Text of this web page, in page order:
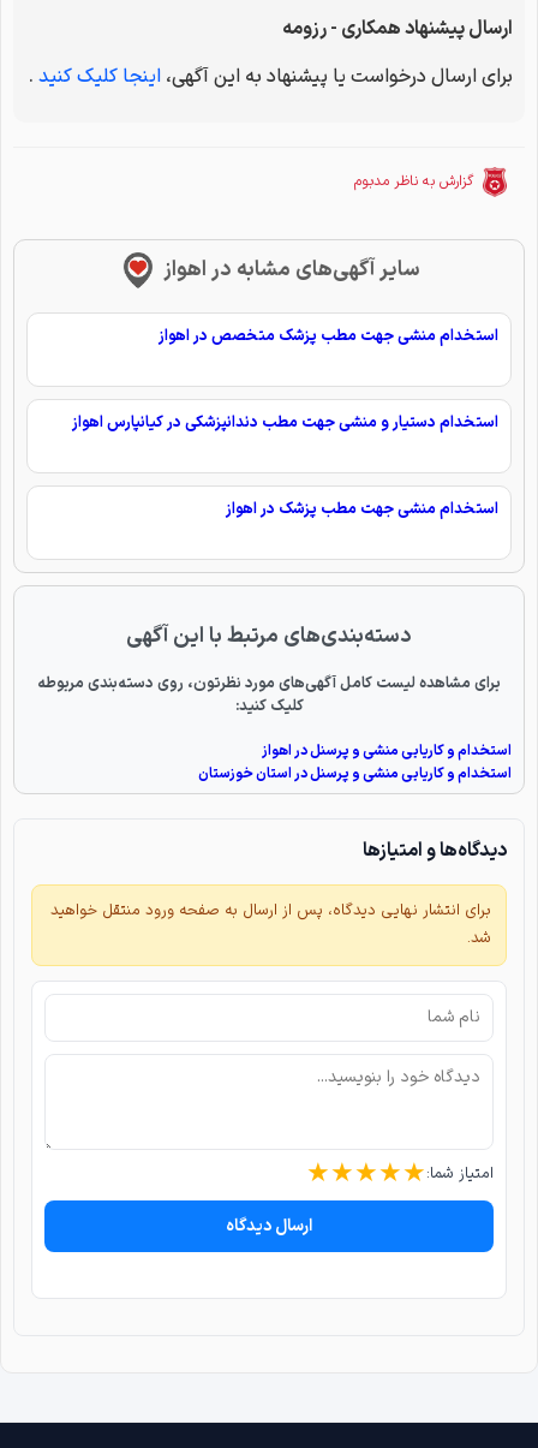
ارسال پیشنهاد همکاری - رزومه
برای ارسال درخواست یا پیشنهاد به این آگهی، اینجا کلیک کنید .
گزارش به ناظر مدبوم
سایر آگهی‌های مشابه در اهواز
استخدام منشی جهت مطب پزشک متخصص در اهواز
استخدام دستیار و منشی جهت مطب دندانپزشکی در کیانپارس اهواز
استخدام منشی جهت مطب پزشک در اهواز
دسته‌بندی‌های مرتبط با این آگهی
برای مشاهده لیست کامل آگهی‌های مورد نظرتون، روی دسته‌بندی مربوطه
کلیک کنید:
استخدام و کاریابی منشی و پرسنل در اهواز
استخدام و کاریابی منشی و پرسنل در استان خوزستان
دیدگاه‌ها و امتیازها
برای انتشار نهایی دیدگاه، پس از ارسال به صفحه ورود منتقل خواهید
شد.
امتیاز شما: ★★★★★
ارسال دیدگاه